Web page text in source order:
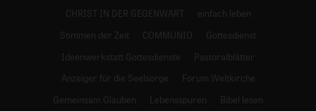
CHRIST IN DER GEGENWART
einfach leben
Stimmen der Zeit
COMMUNIO
Gottesdienst
Ideenwerkstatt Gottesdienste
Pastoralblätter
Anzeiger für die Seelsorge
Forum Weltkirche
Gemeinsam Glauben
Lebensspuren
Bibel lesen